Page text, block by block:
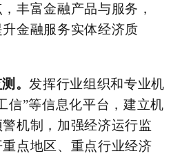
丰富金融产品与服务，
金融服务实体经济质
。 发挥行业组织和专业机
信”等信息化平台，建立机
机制，加强经济运行监
点地区、重点行业经济